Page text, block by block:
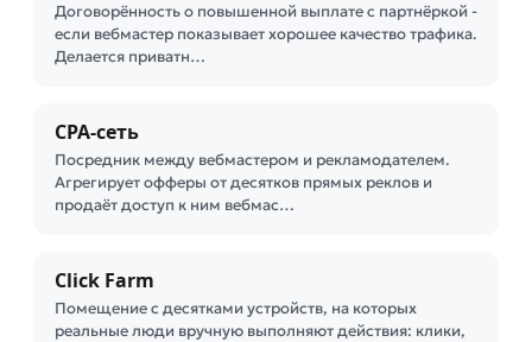
Договорённость о повышенной выплате с партнёркой -
если вебмастер показывает хорошее качество трафика.
Делается приватн…
CPA-сеть
Посредник между вебмастером и рекламодателем.
Агрегирует офферы от десятков прямых реклов и
продаёт доступ к ним вебмас…
Click Farm
Помещение с десятками устройств, на которых
реальные люди вручную выполняют действия: клики,